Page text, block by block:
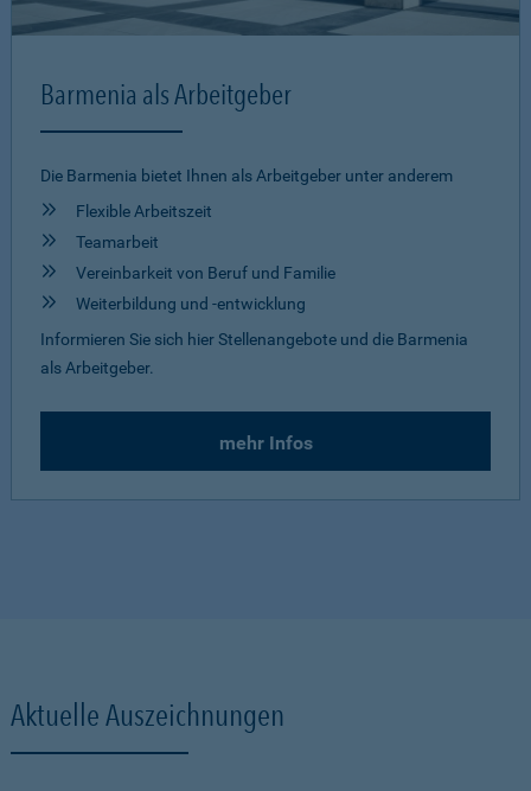
Barmenia als Arbeitgeber
Die Barmenia bietet Ihnen als Arbeitgeber unter anderem
Flexible Arbeitszeit
Teamarbeit
Vereinbarkeit von Beruf und Familie
Weiterbildung und -entwicklung
Informieren Sie sich hier Stellenangebote und die Barmenia
als Arbeitgeber.
mehr Infos
Aktuelle Auszeichnungen